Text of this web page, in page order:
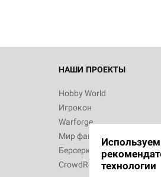
НАШИ ПРОЕКТЫ
Hobby World
Игрокон
Warforge
Мир фантастики
Берсерк
CrowdRepublicтехнологии